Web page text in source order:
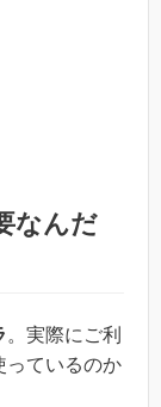
なんだ
。実際にご利
っているのか